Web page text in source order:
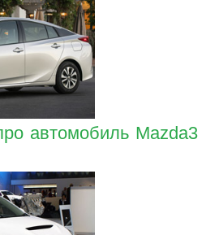
автомобиль Mazda3